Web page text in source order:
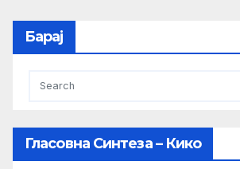
Барај
Гласовна Синтеза – Кико